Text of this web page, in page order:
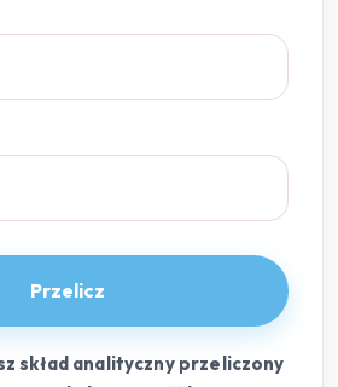
Przelicz
skład analityczny przeliczony